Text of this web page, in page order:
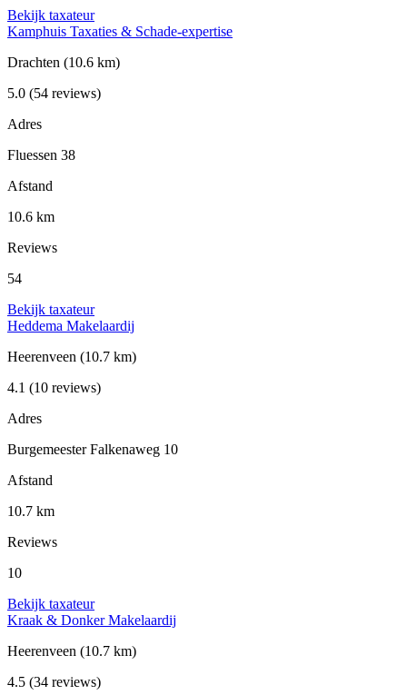
Bekijk taxateur
Kamphuis Taxaties & Schade-expertise
Drachten (10.6 km)
5.0 (54 reviews)
Adres
Fluessen 38
Afstand
10.6 km
Reviews
54
Bekijk taxateur
Heddema Makelaardij
Heerenveen (10.7 km)
4.1 (10 reviews)
Adres
Burgemeester Falkenaweg 10
Afstand
10.7 km
Reviews
10
Bekijk taxateur
Kraak & Donker Makelaardij
Heerenveen (10.7 km)
4.5 (34 reviews)